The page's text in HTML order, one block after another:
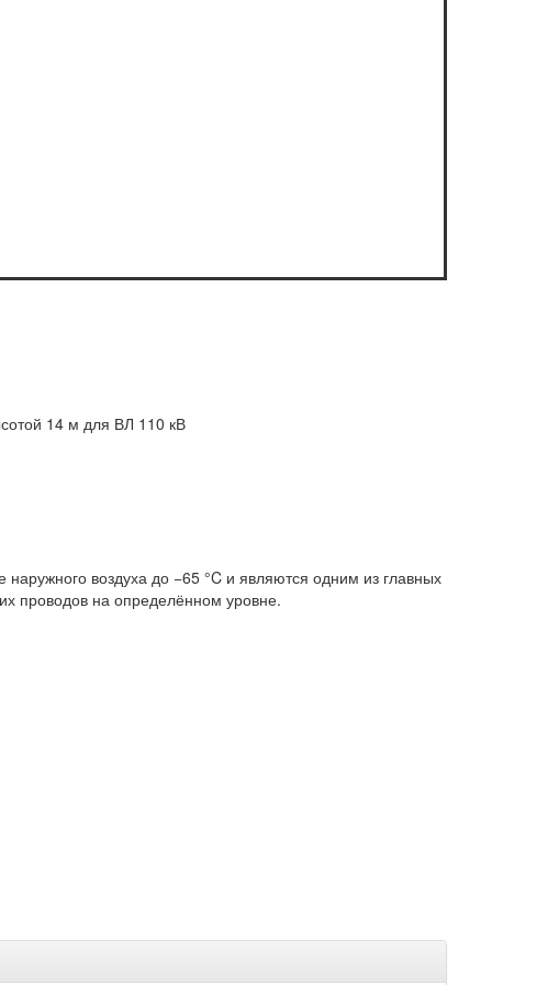
14 м для ВЛ 110 кВ
воздуха до −65 °C и являются одним из главных
проводов на определённом уровне.